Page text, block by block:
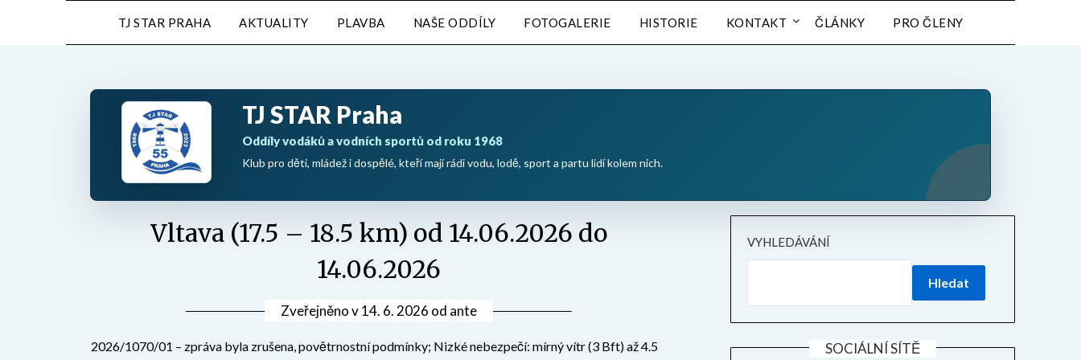
TJ STAR PRAHA AKTUALITY PLAVBA NAŠE ODDÍLY FOTOGALERIE HISTORIE KONTAKT ČLÁNKY PRO ČLENY
TJ STAR Praha
Oddíly vodáků a vodních sportů od roku 1968
Klub pro děti, mládež i dospělé, kteří mají rádi vodu, lodě, sport a partu lidí kolem nich.
Vltava (17.5 – 18.5 km) od 14.06.2026 do
14.06.2026
Zveřejněno v14. 6. 2026 od ante
2026/1070/01 – zpráva byla zrušena, povětrnostní podmínky; Nizké nebezpečí: mírný vítr (3 Bft) až 4.5
VYHLEDÁVÁNÍ
Hledat
SOCIÁLNÍ SÍTĚ